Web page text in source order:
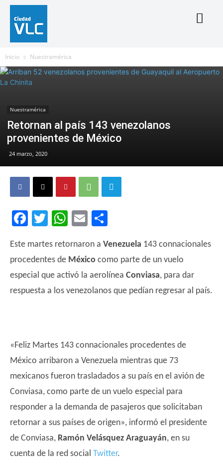
Inicio Nuestramérica
Nuestramérica
Retornan al país 143 venezolanos
provenientes de México
24 marzo, 2020
Facebook
Twitter
WhatsApp
Email
Este martes retornaron a Venezuela 143 connacionales
procedentes de México como parte de un vuelo
especial que activó la aerolínea Conviasa, para dar
respuesta a los venezolanos que pedían regresar al país.
«Feliz Martes 143 connacionales procedentes de
México arribaron a Venezuela mientras que 73
mexicanos fueron trasladados a su país en el avión de
Conviasa, como parte de un vuelo especial para
responder a la demanda de pasajeros que solicitaban
retornar a sus países de origen», informó el presidente
de Conviasa, Ramón Velásquez Araguayán, en su
cuenta de la red social Twitter.